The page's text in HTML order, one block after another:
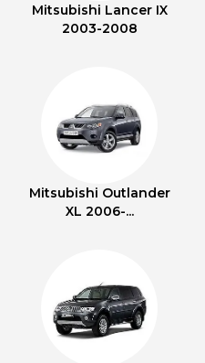
Mitsubishi Lancer IX
2003-2008
Mitsubishi Outlander
XL 2006-...